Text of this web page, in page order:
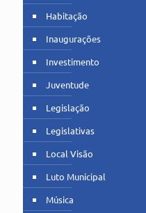
Habitação
Inaugurações
Investimento
Juventude
Legislação
Legislativas
Local Visão
Luto Municipal
Música